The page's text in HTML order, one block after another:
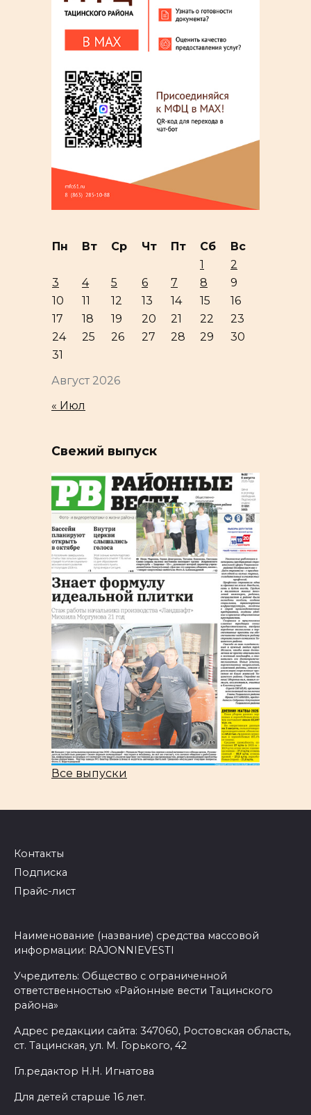
Август 2026
Пн Вт Ср Чт Пт Сб
Вс
1
2
3
4 5 6 7 8
9
10
11 12 13 14 15
16
17
18 19 20 21 22
23
24
25 26 27 28 29
30
31
« Июл
Свежий выпуск
Все выпуски
Контакты
Подписка
Прайс-лист
Наименование (название) средства массовой
информации: RAJONNIEVESTI
Учредитель: Общество с ограниченной
ответственностью «Районные вести Тацинского
района»
Адрес редакции сайта: 347060, Ростовская область,
ст. Тацинская, ул. М. Горького, 42
Гл.редактор Н.Н. Игнатова
Для детей старше 16 лет.